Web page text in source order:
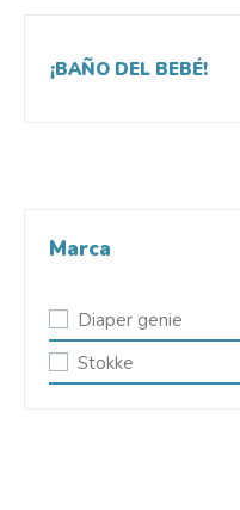
¡BAÑO DEL BEBÉ!
Marca
Diaper genie
Stokke